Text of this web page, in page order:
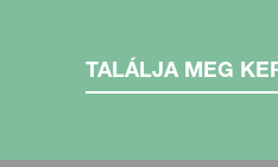
TALÁLJA MEG